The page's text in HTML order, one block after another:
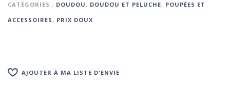
CATÉGORIES : DOUDOU, DOUDOU ET PELUCHE, POUPÉES ET
ACCESSOIRES, PRIX DOUX
AJOUTER À MA LISTE D'ENVIE